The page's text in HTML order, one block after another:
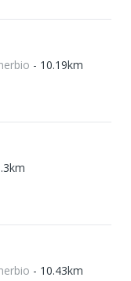
- 10.19km
- 10.43km